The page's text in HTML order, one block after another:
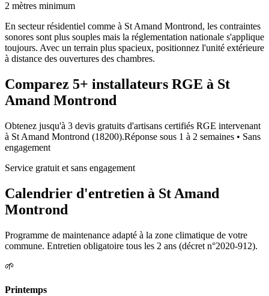
2 mètres minimum
En secteur résidentiel comme à St Amand Montrond, les contraintes
sonores sont plus souples mais la réglementation nationale s'applique
toujours. Avec un terrain plus spacieux, positionnez l'unité extérieure
à distance des ouvertures des chambres.
Comparez 5+ installateurs RGE à St
Amand Montrond
Obtenez jusqu'à 3 devis gratuits d'artisans certifiés RGE intervenant
à St Amand Montrond (18200).Réponse sous 1 à 2 semaines • Sans
engagement
Service gratuit et sans engagement
Calendrier d'entretien à St Amand
Montrond
Programme de maintenance adapté à la zone climatique de votre
commune. Entretien obligatoire tous les 2 ans (décret n°2020-912).
🌱
Printemps